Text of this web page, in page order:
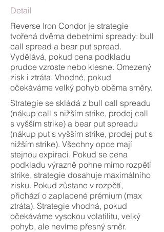
Detail
Reverse Iron Condor je strategie
tvořená dvěma debetními spready: bull
call spread a bear put spread.
Vydělává, pokud cena podkladu
prudce vzroste nebo klesne. Omezený
zisk i ztráta. Vhodné, pokud
očekáváme velký pohyb oběma směry.
Strategie se skládá z bull call spreadu
(nákup call s nižším strike, prodej call
s vyšším strike) a bear put spreadu
(nákup put s vyšším strike, prodej put s
nižším strike). Všechny opce mají
stejnou expiraci. Pokud se cena
podkladu výrazně pohne mimo rozpětí
strike, strategie dosahuje maximálního
zisku. Pokud zůstane v rozpětí,
přichází o zaplacené prémium (max
ztráta). Strategie vhodná, pokud
očekáváme vysokou volatilitu, velký
pohyb, ale nevíme přesný směr.